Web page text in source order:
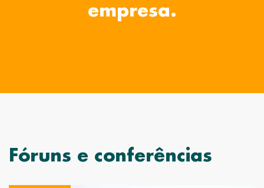
empresa.
Fóruns e conferências